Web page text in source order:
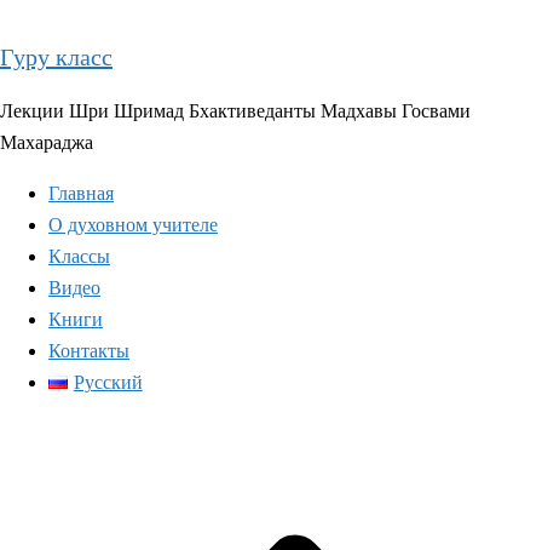
к
содержимому
Гуру класс
Лекции Шри Шримад Бхактиведанты Мадхавы Госвами
Махараджа
Главная
О духовном учителе
Классы
Видео
Книги
Контакты
Русский